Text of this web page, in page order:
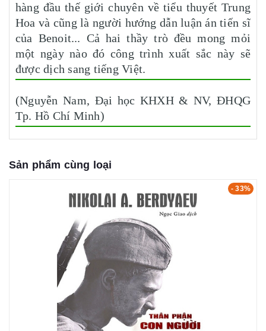
hàng đầu thế giới chuyên về tiểu thuyết Trung
Hoa và cũng là người hướng dẫn luận án tiến sĩ
của Benoit... Cả hai thầy trò đều mong mỏi
một ngày nào đó công trình xuất sắc này sẽ
được dịch sang tiếng Việt.
(Nguyễn Nam, Đại học KHXH & NV, ĐHQG
Tp. Hồ Chí Minh)
Sản phẩm cùng loại
- 33%